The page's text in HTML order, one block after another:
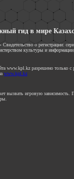
гид в мире
Свидетельство о регистрации:
культуры и информации
www.kpl.kz разрешено только с
www.kpl.kz
вызвать игровую зависимость.